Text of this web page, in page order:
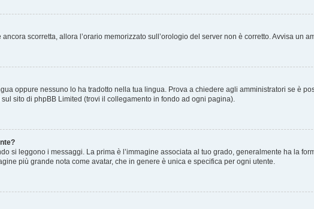
scorretta, allora l’orario memorizzato sull’orologio del server non è corretto. Avvisa un
oppure nessuno lo ha tradotto nella tua lingua. Prova a chiedere agli amministratori se è
sito di phpBB Limited (trovi il collegamento in fondo ad ogni pagina).
si leggono i messaggi. La prima è l’immagine associata al tuo grado, generalmente ha la
più grande nota come avatar, che in genere è unica e specifica per ogni utente.